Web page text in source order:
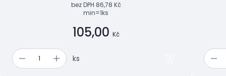
bez DPH 86,78 Kč
min=1ks
105,00 Kč
ks